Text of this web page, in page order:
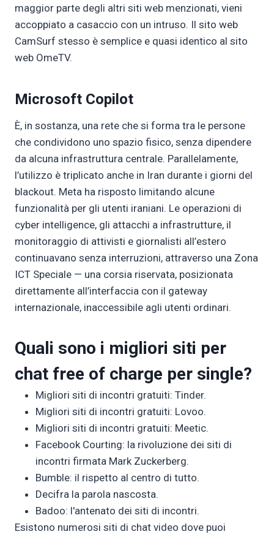
maggior parte degli altri siti web menzionati, vieni
accoppiato a casaccio con un intruso. Il sito web
CamSurf stesso è semplice e quasi identico al sito
web OmeTV.
Microsoft Copilot
È, in sostanza, una rete che si forma tra le persone
che condividono uno spazio fisico, senza dipendere
da alcuna infrastruttura centrale. Parallelamente,
l’utilizzo è triplicato anche in Iran durante i giorni del
blackout. Meta ha risposto limitando alcune
funzionalità per gli utenti iraniani. Le operazioni di
cyber intelligence, gli attacchi a infrastrutture, il
monitoraggio di attivisti e giornalisti all’estero
continuavano senza interruzioni, attraverso una Zona
ICT Speciale — una corsia riservata, posizionata
direttamente all’interfaccia con il gateway
internazionale, inaccessibile agli utenti ordinari.
Quali sono i migliori siti per
chat free of charge per single?
Migliori siti di incontri gratuiti: Tinder.
Migliori siti di incontri gratuiti: Lovoo.
Migliori siti di incontri gratuiti: Meetic.
Facebook Courting: la rivoluzione dei siti di
incontri firmata Mark Zuckerberg.
Bumble: il rispetto al centro di tutto.
Decifra la parola nascosta.
Badoo: l'antenato dei siti di incontri.
Esistono numerosi siti di chat video dove puoi